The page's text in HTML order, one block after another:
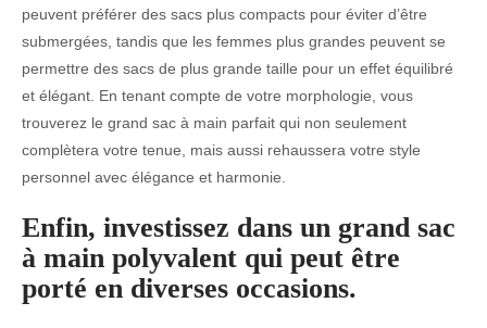
peuvent préférer des sacs plus compacts pour éviter d’être
submergées, tandis que les femmes plus grandes peuvent se
permettre des sacs de plus grande taille pour un effet équilibré
et élégant. En tenant compte de votre morphologie, vous
trouverez le grand sac à main parfait qui non seulement
complètera votre tenue, mais aussi rehaussera votre style
personnel avec élégance et harmonie.
Enfin, investissez dans un grand sac
à main polyvalent qui peut être
porté en diverses occasions.